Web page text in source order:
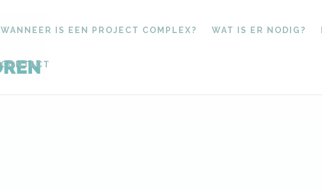
WANNEER IS EEN PROJECT COMPLEX? WAT IS ER NODIG?
CONTACT